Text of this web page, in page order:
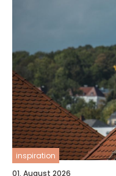
inspiration
01. August 2026